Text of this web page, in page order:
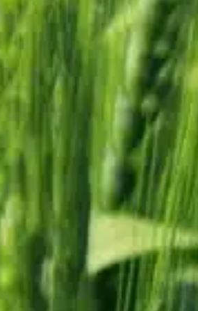
de semences Biologiques
générales de ventes